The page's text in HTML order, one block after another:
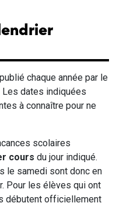
chaque année par le
Les dates indiquées
à connaître pour ne
scolaires
cours du jour indiqué.
le samedi sont donc en
Pour les élèves qui ont
débutent officiellement